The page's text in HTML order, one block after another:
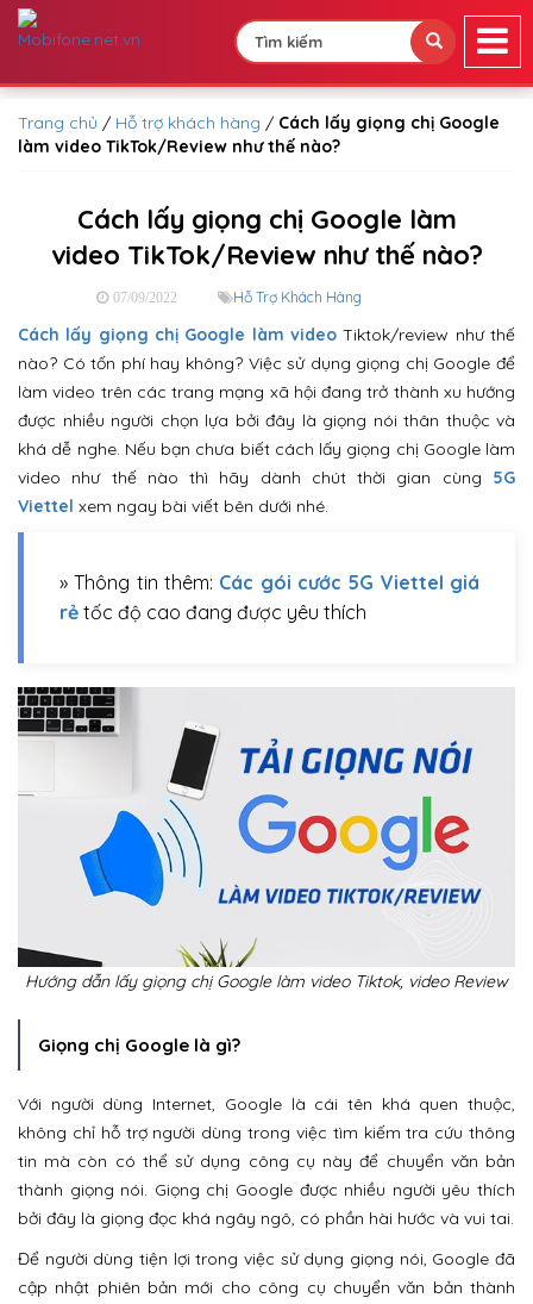
Trang chủ / Hỗ trợ khách hàng / Cách lấy giọng chị Google
làm video TikTok/Review như thế nào?
Cách lấy giọng chị Google làm
video TikTok/Review như thế nào?
07/09/2022 Hỗ Trợ Khách Hàng
Cách lấy giọng chị Google làm video Tiktok/review như thế
nào? Có tốn phí hay không? Việc sử dụng giọng chị Google để
làm video trên các trang mạng xã hội đang trở thành xu hướng
được nhiều người chọn lựa bởi đây là giọng nói thân thuộc và
khá dễ nghe. Nếu bạn chưa biết cách lấy giọng chị Google làm
video như thế nào thì hãy dành chút thời gian cùng 5G
Viettel xem ngay bài viết bên dưới nhé.
» Thông tin thêm: Các gói cước 5G Viettel giá
rẻ tốc độ cao đang được yêu thích
Hướng dẫn lấy giọng chị Google làm video Tiktok, video Review
Giọng chị Google là gì?
Với người dùng Internet, Google là cái tên khá quen thuộc,
không chỉ hỗ trợ người dùng trong việc tìm kiếm tra cứu thông
tin mà còn có thể sử dụng công cụ này để chuyển văn bản
thành giọng nói. Giọng chị Google được nhiều người yêu thích
bởi đây là giọng đọc khá ngây ngô, có phần hài hước và vui tai.
Để người dùng tiện lợi trong việc sử dụng giọng nói, Google đã
cập nhật phiên bản mới cho công cụ chuyển văn bản thành